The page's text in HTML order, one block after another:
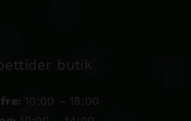
butik
10:00 – 18:00